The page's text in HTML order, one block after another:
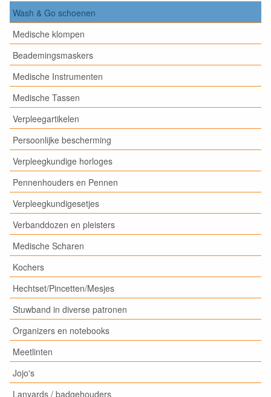
Wash & Go schoenen
Medische klompen
Beademingsmaskers
Medische Instrumenten
Medische Tassen
Verpleegartikelen
Persoonlijke bescherming
Verpleegkundige horloges
Pennenhouders en Pennen
Verpleegkundigesetjes
Verbanddozen en pleisters
Medische Scharen
Kochers
Hechtset/Pincetten/Mesjes
Stuwband in diverse patronen
Organizers en notebooks
Meetlinten
Jojo's
Lanyards / badgehouders